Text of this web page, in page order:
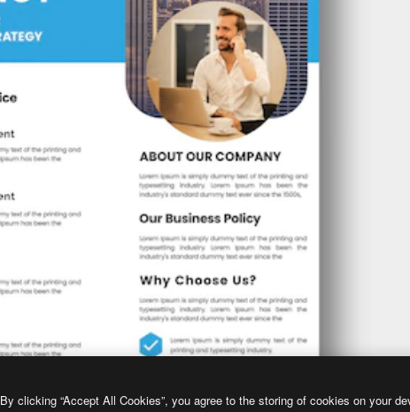
By clicking “Accept All Cookies”, you agree to the storing of cookies on your